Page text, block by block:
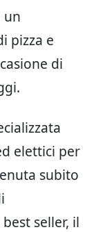
un
pizza e
di
elettici per
subito
seller, il